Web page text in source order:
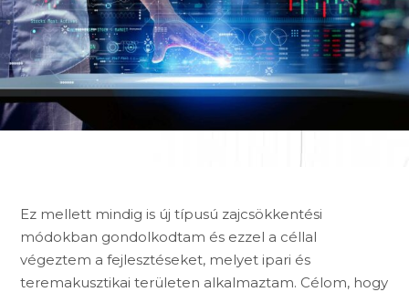
Ez mellett mindig is új típusú zajcsökkentési
módokban gondolkodtam és ezzel a céllal
végeztem a fejlesztéseket, melyet ipari és
teremakusztikai területen alkalmaztam. Célom, hogy